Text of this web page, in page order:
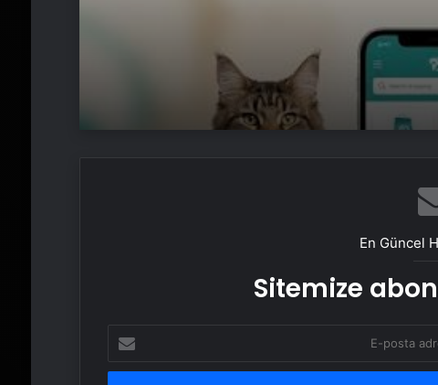
En Güncel
Sitemize
posta
adresinizi